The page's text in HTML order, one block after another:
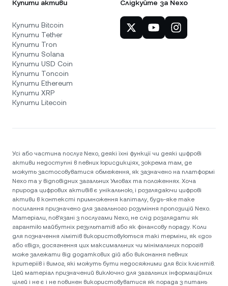
Купити активи
Купити Bitcoin
Купити Tether
Купити Tron
Купити Solana
Купити USD Coin
Купити Toncoin
Купити Ethereum
Купити XRP
Купити Litecoin
Слідкуйте за Nexo
Усі або частина послуг Nexo, деякі їхні функції чи деякі цифрові
активи недоступні в певних юрисдикціях, зокрема там, де
можуть застосовуватися обмеження, як зазначено на платформі
Nexo та у відповідних загальних Умовах та положеннях. Хоча
природа цифрових активів є унікальною, і розглядаючи цифрові
активи в контексті примноження капіталу, будь-яке таке
посилання призначено для загального розуміння пропозицій Nexo.
Матеріали, пов'язані з послугами Nexo, не слід розглядати як
гарантію майбутніх результатів або як фінансову пораду. Коли
для позначення лімітів використовуються такі терміни, як «до»
або «від», досягнення цих максимальних чи мінімальних порогів
може залежати від додаткових дій або виконання певних
критеріїв і вимог, які можуть бути недосяжними для всіх клієнтів.
Цей матеріал призначений виключно для загальних інформаційних
цілей і не є і не повинен використовуватися як порада з питань